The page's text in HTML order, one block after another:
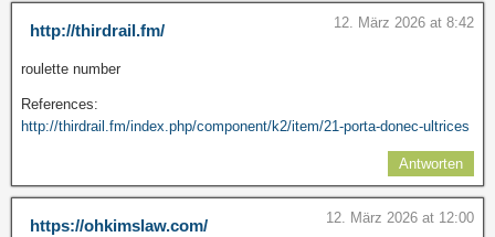
http://thirdrail.fm/ 12. März 2026 at 8:42
roulette number
References:
http://thirdrail.fm/index.php/component/k2/item/21-porta-donec-ultrices
Antworten
https://ohkimslaw.com/ 12. März 2026 at 12:00